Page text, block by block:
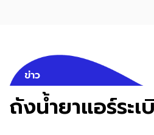
ข่าว
ถังน้ำยาแอร์ร